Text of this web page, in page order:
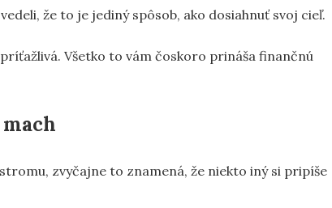
že to je jediný spôsob, ako dosiahnuť svoj cieľ.
Všetko to vám čoskoro prináša finančnú
zvyčajne to znamená, že niekto iný si pripíše